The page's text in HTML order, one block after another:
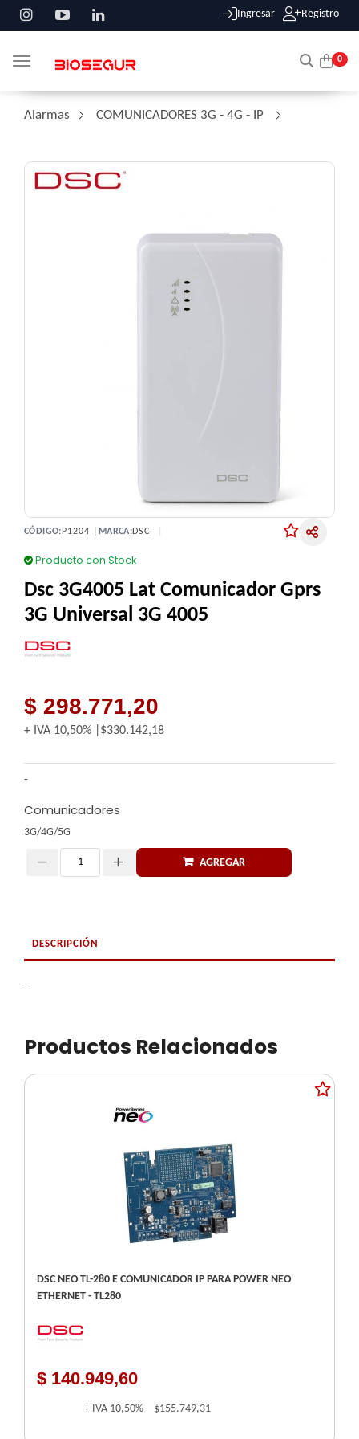
Ingresar Registro
0
Toggle navigation
Alarmas COMUNICADORES 3G - 4G - IP
CÓDIGO: P1204 | MARCA:DSC
Producto con Stock
Dsc 3G4005 Lat Comunicador Gprs
3G Universal 3G 4005
$ 298.771,20
+ IVA 10,50% $330.142,18
-
Comunicadores
3G/4G/5G
AGREGAR
DESCRIPCIÓN
-
Productos Relacionados
DSC NEO TL-280 E COMUNICADOR IP PARA POWER NEO
ETHERNET - TL280
$ 140.949,60
+ IVA 10,50% $155.749,31